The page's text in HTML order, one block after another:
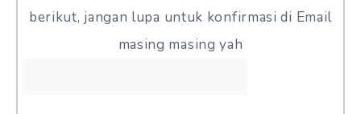
berikut, jangan lupa untuk konfirmasi di Email
masing masing yah